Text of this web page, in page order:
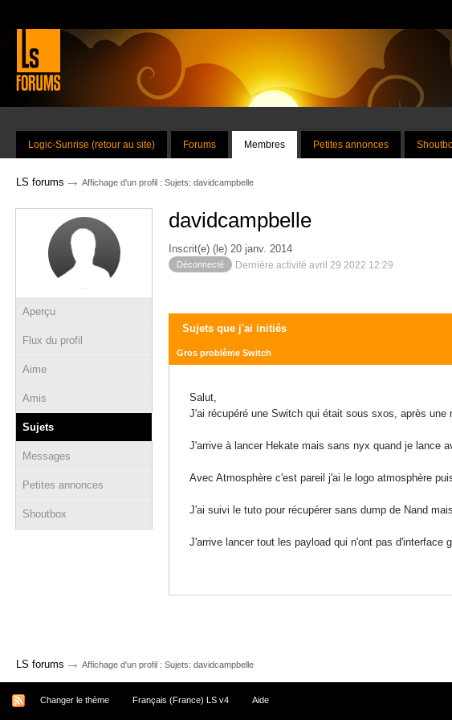
Logic-Sunrise (retour au site) Forums Membres Petites annonces
LS forums → Affichage d'un profil : Sujets: davidcampbelle
Aperçu
Flux du profil
Aime
Amis
Sujets
Messages
Petites annonces
Shoutbox
davidcampbelle
Inscrit(e) (le) 20 janv. 2014
Déconnecté Dernière activité avril 29 2022 12:29
Sujets que j'ai initiés
Gros problème Switch
Salut,
J'ai récupéré une Switch qui était sous sxos, après
J'arrive à lancer Hekate mais sans nyx quand je lance
Avec Atmosphère c'est pareil j'ai le logo atmosphère
J'ai suivi le tuto pour récupérer sans dump de Nand
J'arrive lancer tout les payload qui n'ont pas
LS forums → Affichage d'un profil : Sujets: davidcampbelle
Changer le thème Français (France) LS v4 Aide